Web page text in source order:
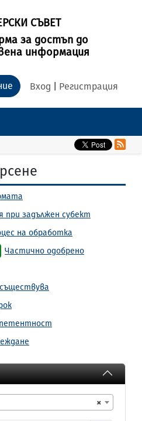
СЪВЕТ
за достъп до
информация
Вход Регистрация
при задължен субект
на обработка
Частично одобрено
×